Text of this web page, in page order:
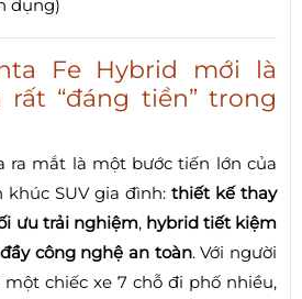
dụng)
Fe Hybrid mới là
rất “đáng tiền” trong
ra mắt là một bước tiến lớn của
SUV gia đình: thiết kế thay
ưu trải nghiệm, hybrid tiết kiệm
đầy công nghệ an toàn. Với người
chiếc xe 7 chỗ đi phố nhiều,